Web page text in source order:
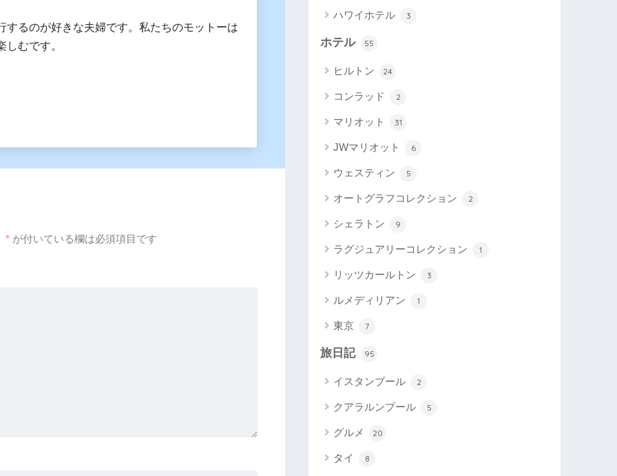
するのが好きな夫婦です。私たちのモットーは
しむです。
* が付いている欄は必須項目です
ハワイホテル 3
ホテル 55
ヒルトン 24
コンラッド 2
マリオット 31
JWマリオット 6
ウェスティン 5
オートグラフコレクション 2
シェラトン 9
ラグジュアリーコレクション 1
リッツカールトン 3
ルメディリアン 1
東京 7
旅日記 95
イスタンブール 2
クアラルンプール 5
グルメ 20
タイ 8